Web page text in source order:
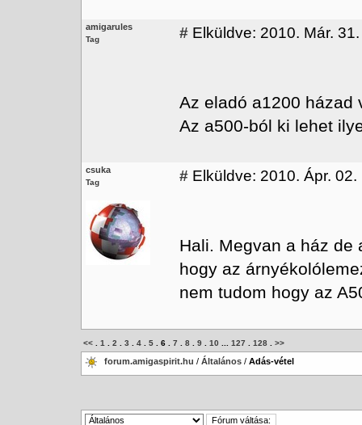
amigarules
Tag # Elküldve: 2010. Már.
Az eladó a1200 házad
Az a500-ból ki lehet
csuka
Tag # Elküldve: 2010. Ápr. 02.
Hali. Megvan a ház de
hogy az
nem tudom hogy az
<< 1 2 3 4 5 6 7 8 9 10 127 128 >>
forum.amigaspirit.hu / Általános / Adás-vétel